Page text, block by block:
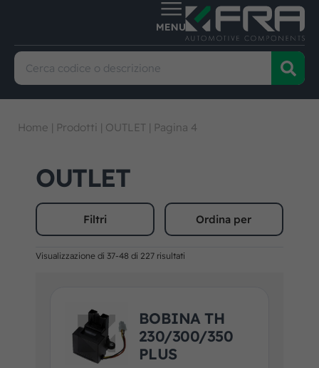
Home | Prodotti | OUTLET | Pagina 4
OUTLET
Filtri Ordina per
Visualizzazione di 37-48 di 227 risultati
BOBINA TH
230/300/350
PLUS